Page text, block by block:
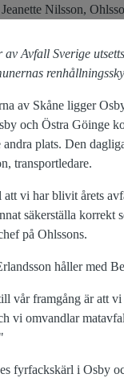
Avfall Sverige
av Skåne ligger
och Östra Göinge
andra plats. Den
transportledare.
vi har blivit årets
säkerställa korrekt
på Ohlssons.
håller med
vår framgång är att
vi omvandlar
fyrfackskärl i Osby